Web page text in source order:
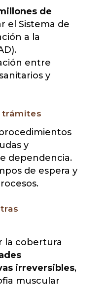
de
el Sistema de
a la
entre
y
trámites
y
dependencia.
de espera y
la cobertura
irreversibles,
muscular